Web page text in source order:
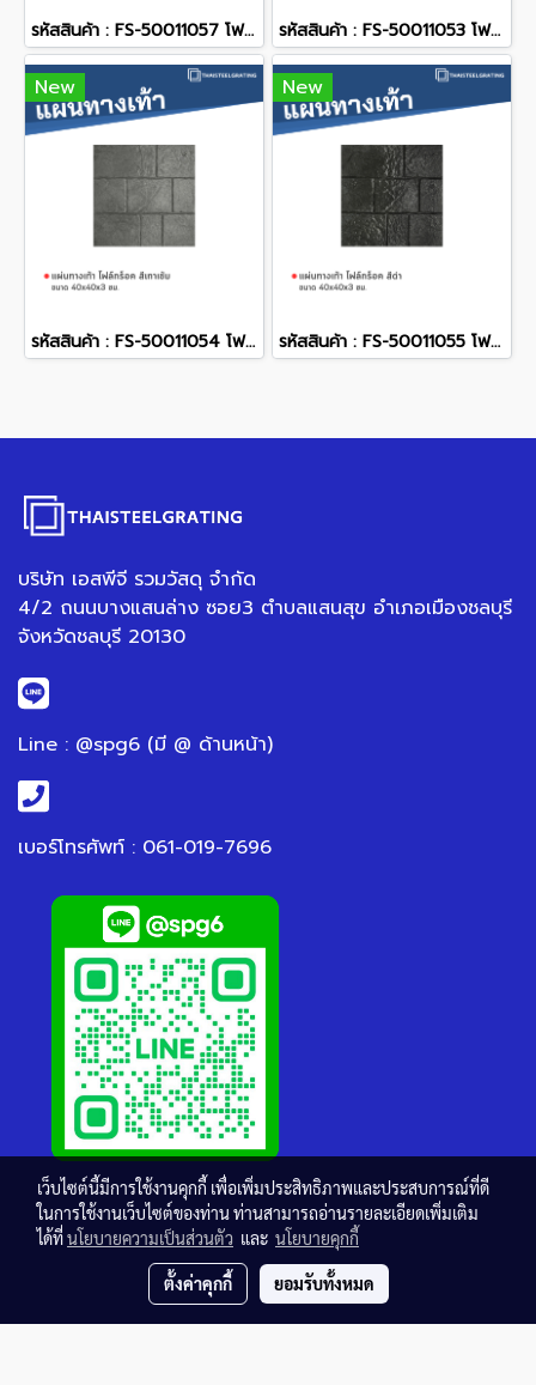
รหัสสินค้า : FS-50011057 โฟล์กร็อค สีน้ำตาล 40 x 40 x 3 ซม. รหัสสินค้า : FS-50011053 โฟล์กร็อค สีเทา 40 x 40 x 3 ซม.
New
รหัสสินค้า : FS-50011054 โฟล์กร็อค สีเทาเข้ม 40 x 40 x 3 ซม.
New
รหัสสินค้า : FS-50011055 โฟล์กร็อค สีดำ 40 x 40 x 3 ซม.
บริษัท เอสพีจี รวมวัสดุ จำกัด
4/2 ถนนบางแสนล่าง ซอย3 ตำบลแสนสุข อำเภอเมืองชลบุรี
จังหวัดชลบุรี 20130
Line : @spg6 (มี @ ด้านหน้า)
เบอร์โทรศัพท์ : 061-019-7696
เว็บไซต์นี้มีการใช้งานคุกกี้ เพื่อเพิ่มประสิทธิภาพและประสบการณ์ที่ดี
ในการใช้งานเว็บไซต์ของท่าน ท่านสามารถอ่านรายละเอียดเพิ่มเติม
ได้ที่นโยบายความเป็นส่วนตัว และ นโยบายคุกกี้
ตั้งค่าคุกกี้ ยอมรับทั้งหมด